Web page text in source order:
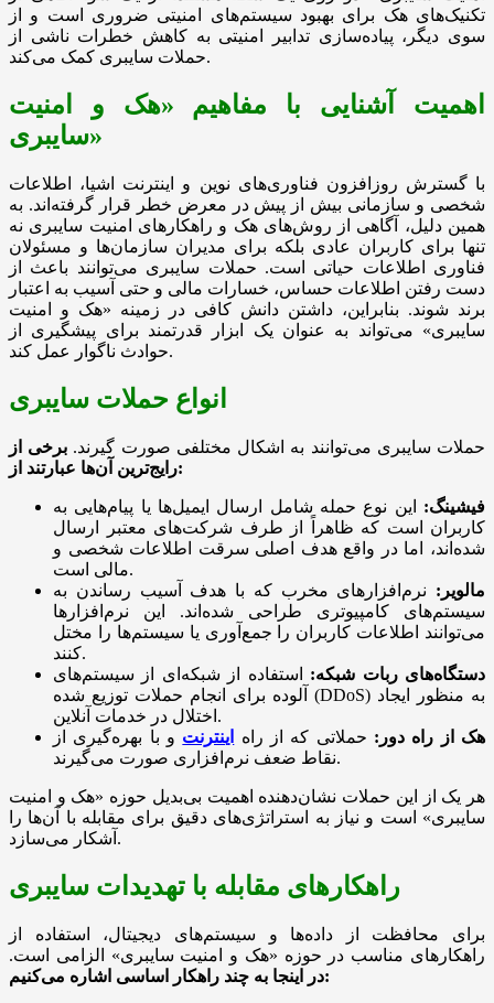
تکنیک‌های هک برای بهبود سیستم‌های امنیتی ضروری است و از
سوی دیگر، پیاده‌سازی تدابیر امنیتی به کاهش خطرات ناشی از
حملات سایبری کمک می‌کند.
اهمیت آشنایی با مفاهیم «هک و امنیت
سایبری»
با گسترش روزافزون فناوری‌های نوین و اینترنت اشیا، اطلاعات
شخصی و سازمانی بیش از پیش در معرض خطر قرار گرفته‌اند. به
همین دلیل، آگاهی از روش‌های هک و راهکارهای امنیت سایبری نه
تنها برای کاربران عادی بلکه برای مدیران سازمان‌ها و مسئولان
فناوری اطلاعات حیاتی است. حملات سایبری می‌توانند باعث از
دست رفتن اطلاعات حساس، خسارات مالی و حتی آسیب به اعتبار
برند شوند. بنابراین، داشتن دانش کافی در زمینه «هک و امنیت
سایبری» می‌تواند به عنوان یک ابزار قدرتمند برای پیشگیری از
حوادث ناگوار عمل کند.
انواع حملات سایبری
حملات سایبری می‌توانند به اشکال مختلفی صورت گیرند. برخی از
رایج‌ترین آن‌ها عبارتند از:
فیشینگ: این نوع حمله شامل ارسال ایمیل‌ها یا پیام‌هایی به
کاربران است که ظاهراً از طرف شرکت‌های معتبر ارسال
شده‌اند، اما در واقع هدف اصلی سرقت اطلاعات شخصی و
مالی است.
مالویر: نرم‌افزارهای مخرب که با هدف آسیب رساندن به
سیستم‌های کامپیوتری طراحی شده‌اند. این نرم‌افزارها
می‌توانند اطلاعات کاربران را جمع‌آوری یا سیستم‌ها را مختل
کنند.
دستگاه‌های ربات شبکه: استفاده از شبکه‌ای از سیستم‌های
آلوده برای انجام حملات توزیع شده (DDoS) به منظور ایجاد
اختلال در خدمات آنلاین.
هک از راه دور: حملاتی که از راه اینترنت و با بهره‌گیری از
نقاط ضعف نرم‌افزاری صورت می‌گیرند.
هر یک از این حملات نشان‌دهنده اهمیت بی‌بدیل حوزه «هک و امنیت
سایبری» است و نیاز به استراتژی‌های دقیق برای مقابله با آن‌ها را
آشکار می‌سازد.
راهکارهای مقابله با تهدیدات سایبری
برای محافظت از داده‌ها و سیستم‌های دیجیتال، استفاده از
راهکارهای مناسب در حوزه «هک و امنیت سایبری» الزامی است.
در اینجا به چند راهکار اساسی اشاره می‌کنیم: